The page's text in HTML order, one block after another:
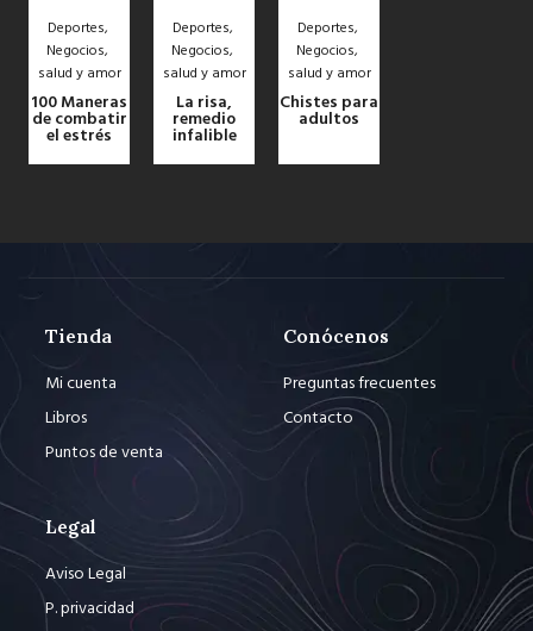
Deportes,
Negocios,
salud y amor
100 Maneras
de combatir
el estrés
Deportes,
Negocios,
salud y amor
La risa,
remedio
infalible
Deportes,
Negocios,
salud y amor
Chistes para
adultos
Tienda
Mi cuenta
Libros
Puntos de venta
Conócenos
Preguntas frecuentes
Contacto
Legal
Aviso Legal
P. privacidad